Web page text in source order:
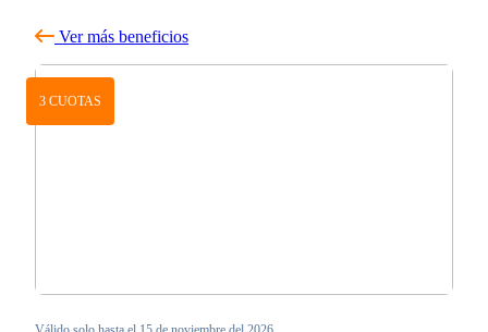
Ver más beneficios
3 CUOTAS